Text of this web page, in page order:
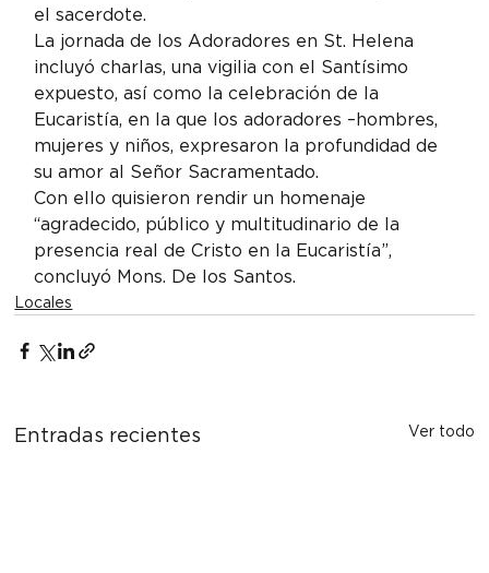
el sacerdote.
La jornada de los Adoradores en St. Helena
incluyó charlas, una vigilia con el Santísimo
expuesto, así como la celebración de la
Eucaristía, en la que los adoradores –hombres,
mujeres y niños, expresaron la profundidad de
su amor al Señor Sacramentado.
Con ello quisieron rendir un homenaje
“agradecido, público y multitudinario de la
presencia real de Cristo en la Eucaristía”,
concluyó Mons. De los Santos.
Locales
Entradas recientes Ver todo